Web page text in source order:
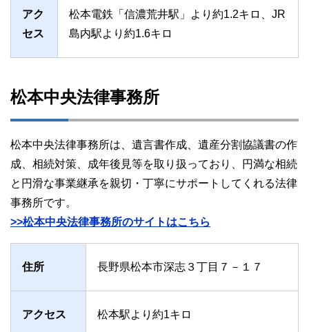
アク
セス
松本電鉄「信濃荒井駅」より約1.2キロ、JR
島内駅より約1.6キロ
松本中央法律事務所
松本中央法律事務所は、遺言書作成、遺産分割協議書の作
成、相続対策、成年後見等を取り扱っており、円満な相続
と円滑な事業継承を親切・丁寧にサポートしてくれる法律
事務所です。
>>松本中央法律事務所のサイトはこちら
住所 長野県松本市深志３丁目７－１７
アクセス 松本駅より約1キロ